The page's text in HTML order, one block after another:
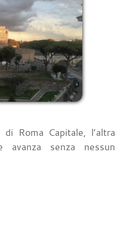
Roma Capitale, l’altra
avanza senza nessun